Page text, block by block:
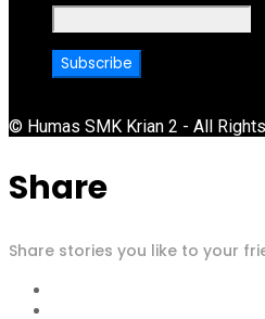
© Humas SMK Krian 2 - All
Share
Share stories you like to your